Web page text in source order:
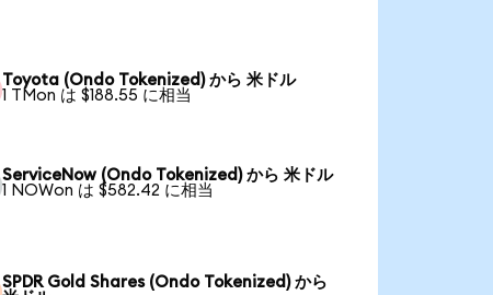
Toyota (Ondo Tokenized) から 米ドル
1 TMon は $188.55 に相当
ServiceNow (Ondo Tokenized) から 米ドル
1 NOWon は $582.42 に相当
SPDR Gold Shares (Ondo Tokenized) から